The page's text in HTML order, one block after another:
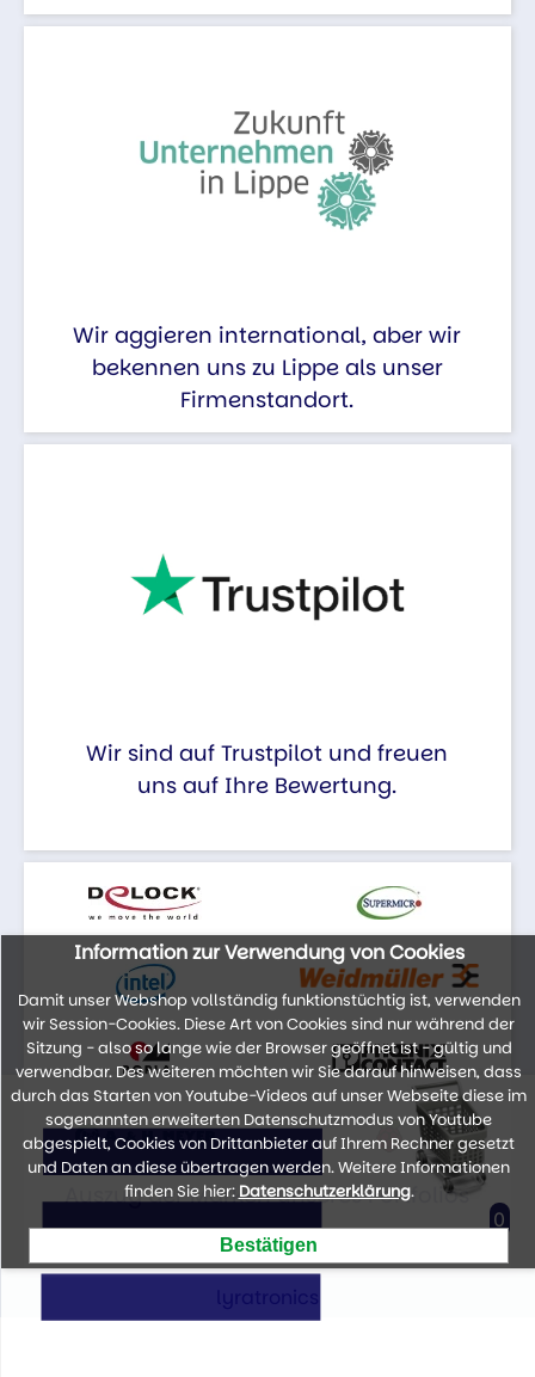
Wir aggieren international, aber wir
bekennen uns zu Lippe als unser
Firmenstandort.
Wir sind auf Trustpilot und freuen
uns auf Ihre Bewertung.
Auszug der Marken unseres Portfolios
Information zur Verwendung von Cookies
Damit unser Webshop vollständig funktionstüchtig ist, verwenden
wir Session-Cookies. Diese Art von Cookies sind nur während der
Sitzung - also so lange wie der Browser geöffnet ist - gültig und
verwendbar. Des weiteren möchten wir Sie darauf hinweisen, dass
durch das Starten von Youtube-Videos auf unser Webseite diese im
sogenannten erweiterten Datenschutzmodus von Youtube
abgespielt, Cookies von Drittanbieter auf Ihrem Rechner gesetzt
und Daten an diese übertragen werden. Weitere Informationen
finden Sie hier: Datenschutzerklärung.
0